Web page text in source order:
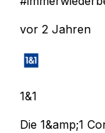
vor 2 Jahren
1&1
Die 1&amp;1